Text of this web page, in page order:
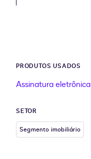
PRODUTOS USADOS
Assinatura eletrônica
SETOR
Segmento imobiliário